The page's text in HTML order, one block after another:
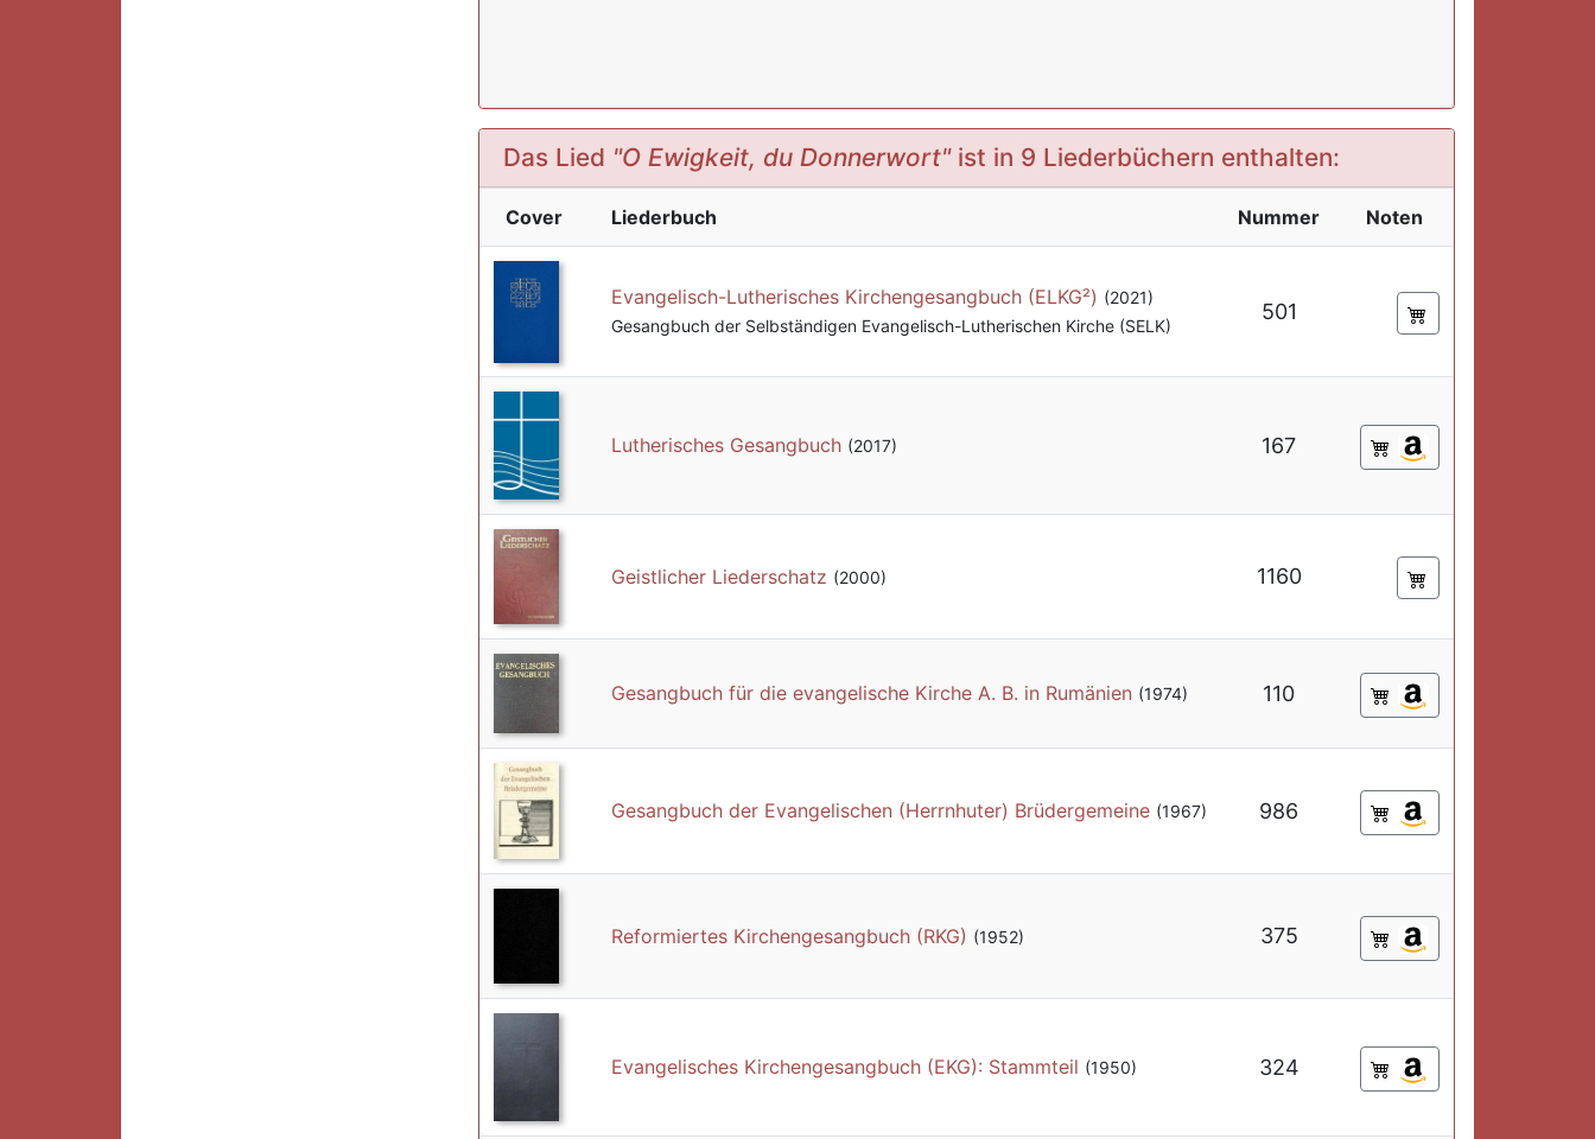
Das Lied "O Ewigkeit, du Donnerwort"ist in 9 Liederbüchern enthalten:
Cover Liederbuch Nummer Noten
Evangelisch-Lutherisches Kirchengesangbuch (ELKG²) (2021)
Gesangbuch der Selbständigen Evangelisch-Lutherischen Kirche (SELK)
501
Lutherisches Gesangbuch (2017) 167
Geistlicher Liederschatz (2000) 1160
Gesangbuch für die evangelische Kirche A. B. in Rumänien (1974) 110
Gesangbuch der Evangelischen (Herrnhuter) Brüdergemeine (1967) 986
Reformiertes Kirchengesangbuch (RKG) (1952) 375
Evangelisches Kirchengesangbuch (EKG): Stammteil (1950) 324